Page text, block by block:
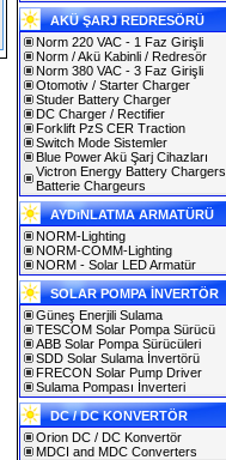
AKÜ ŞARJ REDRESÖRÜ
Norm 220 VAC - 1 Faz Girişli
Norm / Akü Kabinli / Redresör
Norm 380 VAC - 3 Faz Girişli
Otomotiv / Starter Charger
Studer Battery Charger
DC Charger / Rectifier
Forklift PzS CER Traction
Switch Mode Sistemler
Blue Power Akü Şarj Cihazları
Victron Energy Battery Chargers
Batterie Chargeurs
AYDıNLATMA ARMATÜRÜ
NORM-Lighting
NORM-COMM-Lighting
NORM - Solar LED Armatür
SOLAR POMPA İNVERTÖR
Güneş Enerjili Sulama
TESCOM Solar Pompa Sürücü
ABB Solar Pompa Sürücüleri
SDD Solar Sulama İnvertörü
FRECON Solar Pump Driver
Sulama Pompası İnverteri
DC / DC KONVERTÖR
Orion DC / DC Konvertör
MDCI and MDC Converters